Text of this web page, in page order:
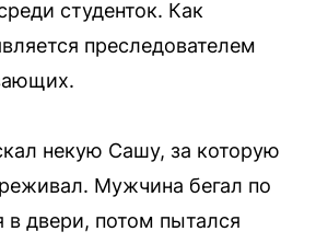
студенток. Как
преследователем
некую Сашу, за которую
Мужчина бегал по
двери, потом пытался